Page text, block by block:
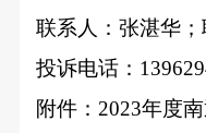
联系人：张湛华；
投诉电话：
附件：2023年度